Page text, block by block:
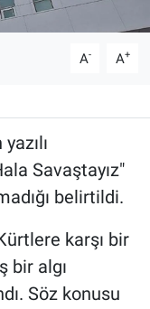
A- A+
Savaştayız"
belirtildi.
karşı bir
bir algı
Söz konusu